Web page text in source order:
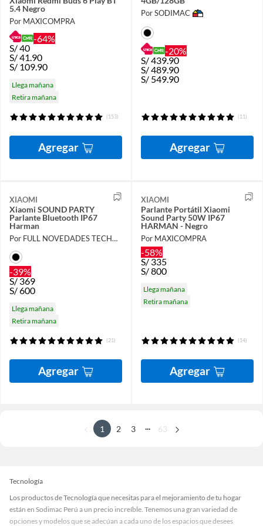
5.4 Negro
Por MAXICOMPRA
-64%
S/40
S/41.90
S/ 109.90
Llega mañana
Retira mañana
(153)
Agregar
Por SODIMAC
-20%
S/439.90
S/489.90
S/ 549.90
(11)
Agregar
XIAOMI
Xiaomi SOUND PARTY
Parlante Bluetooth IP67
Harman
Por FULL NOVEDADES TECHNOLOGY E.I.R.L.
-39%
S/ 369
S/600
Llega mañana
Retira mañana
(21)
Agregar
XIAOMI
Parlante Portátil Xiaomi
Sound Party 50W IP67
HARMAN - Negro
Por MAXICOMPRA
-58%
S/ 335
S/800
Llega mañana
Retira mañana
(14)
Agregar
1 2 3 63
Tecnología
Los productos de Tecnología que necesitas para el mejoramiento de tu hogar
están en Sodimac Perú a un precio increíble. Tenemos una gran variedad de
opciones y modelos que se adecúan a cada uno de los espacios que desees